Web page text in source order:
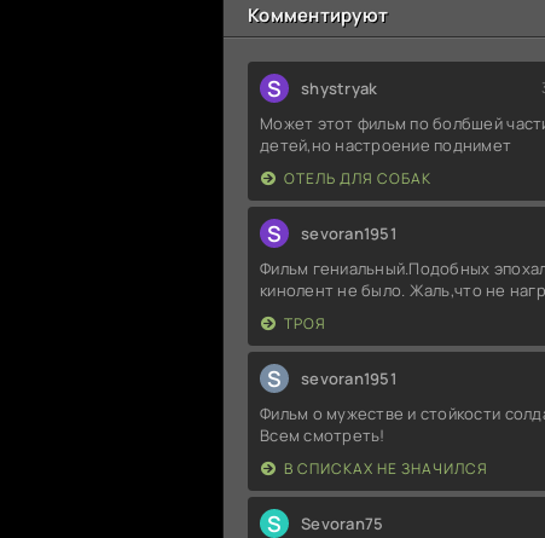
Комментируют
S shystryak
Может этот фильм по болбшей
детей,но настроение поднимет
ОТЕЛЬ ДЛЯ СОБАК
S sevoran1951
Фильм гениальный.Подобных
кинолент не было. Жаль,что не
ТРОЯ
S sevoran1951
Фильм о мужестве и стойкости
Всем смотреть!
В СПИСКАХ НЕ ЗНАЧИЛСЯ
S Sevoran75